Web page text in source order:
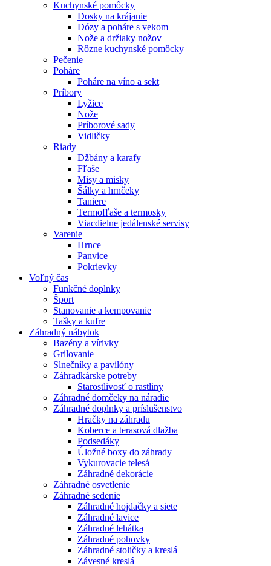
Kuchynské pomôcky
Dosky na krájanie
Dózy a poháre s vekom
Nože a držiaky nožov
Rôzne kuchynské pomôcky
Pečenie
Poháre
Poháre na víno a sekt
Príbory
Lyžice
Nože
Príborové sady
Vidličky
Riady
Džbány a karafy
Fľaše
Misy a misky
Šálky a hrnčeky
Taniere
Termofľaše a termosky
Viacdielne jedálenské servisy
Varenie
Hrnce
Panvice
Pokrievky
Voľný čas
Funkčné doplnky
Šport
Stanovanie a kempovanie
Tašky a kufre
Záhradný nábytok
Bazény a vírivky
Grilovanie
Slnečníky a pavilóny
Záhradkárske potreby
Starostlivosť o rastliny
Záhradné domčeky na náradie
Záhradné doplnky a príslušenstvo
Hračky na záhradu
Koberce a terasová dlažba
Podsedáky
Úložné boxy do záhrady
Vykurovacie telesá
Záhradné dekorácie
Záhradné osvetlenie
Záhradné sedenie
Záhradné hojdačky a siete
Záhradné lavice
Záhradné lehátka
Záhradné pohovky
Záhradné stoličky a kreslá
Závesné kreslá